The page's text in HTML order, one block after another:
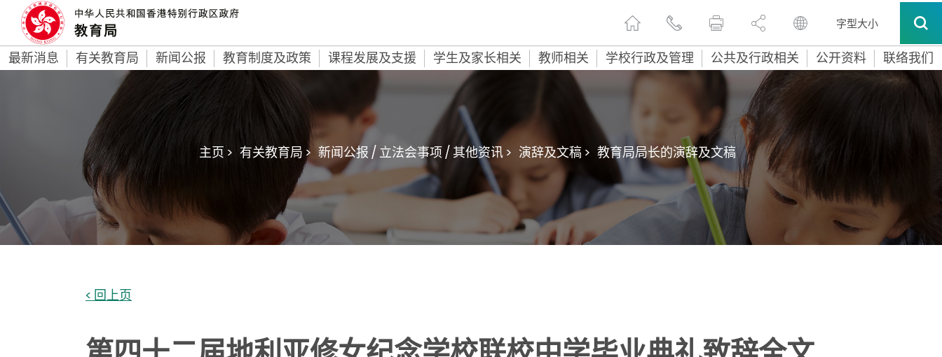
字型大小
最新消息 有关教育局 新闻公报 教育制度及政策 课程发展及支援 学生及家长相关 教师相关 学校行政及管理 公共及行政相关 公开资料 联络我们
主页 > 有关教育局 > 新闻公报 / 立法会事项 / 其他资讯 > 演辞及文稿 > 教育局局长的演辞及文稿
< 回上页